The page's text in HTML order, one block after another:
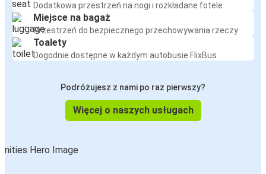
Dodatkowa przestrzeń na nogi i rozkładane fotele
Miejsce na bagaż
Przestrzeń do bezpiecznego przechowywania rzeczy
Toalety
Dogodnie dostępne w każdym autobusie FlixBus
Podróżujesz z nami po raz pierwszy?
Więcej o naszych usługach